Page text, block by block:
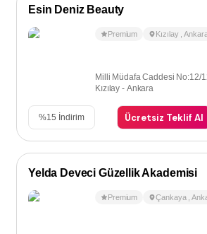
Esin Deniz Beauty
Premium Kızılay ,Ankara
Milli Müdafa Caddesi No:12/
Kızılay - Ankara
%15 İndirim Ücretsiz Teklif Al
Yelda Deveci Güzellik Akademisi
Premium Çankaya ,